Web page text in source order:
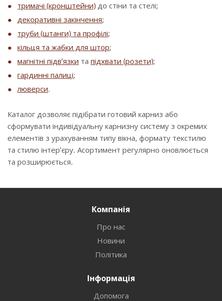
тримачі (кронштейни) до стіни та стелі;
декоративні закінчення;
труби (штанги) та профілі;
кільця та жабки для штор;
магнітні підв’язки та підхвати (розети);
гардинні палиці;
люверси.
Каталог дозволяє підібрати готовий карниз або
сформувати індивідуальну карнизну систему з окремих
елементів з урахуванням типу вікна, формату текстилю
та стилю інтер’єру. Асортимент регулярно оновлюється
та розширюється.
Компанія
Про нас
Новини
Політика
Інформація
Допомога